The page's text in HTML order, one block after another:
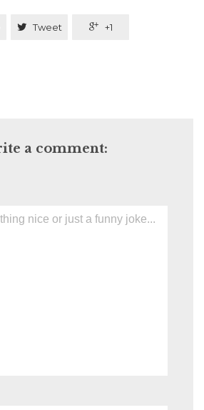
 Tweet  +1
a comment: